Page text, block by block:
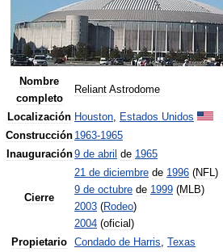
Nombre
completo
Reliant Astrodome
Localización Houston, Estados Unidos
Construcción 1963-1965
Inauguración9 de abril de 1965
Cierre
21 de diciembre de 1996 (NFL)
9 de octubre de 1999 (MLB)
2003 (Rodeo)
2004 (oficial )
Propietario
Condado de Harris, Texas